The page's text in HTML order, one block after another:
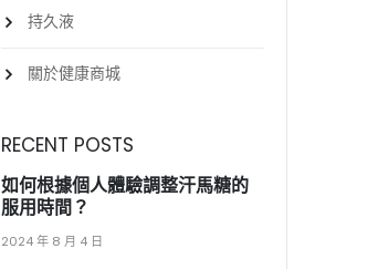
持久液
關於健康商城
RECENT POSTS
如何根據個人體驗調整汗馬糖的
服用時間？
2024 年 8 月 4 日